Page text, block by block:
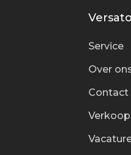
Service
Over
Contact